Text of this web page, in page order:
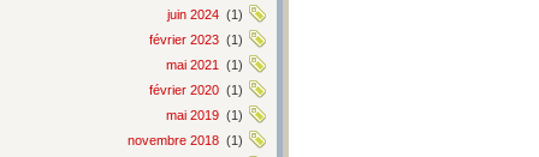
juin 2024 (1)
février 2023 (1)
mai 2021
(1)
février 2020 (1)
mai 2019 (1)
novembre 2018 (1)